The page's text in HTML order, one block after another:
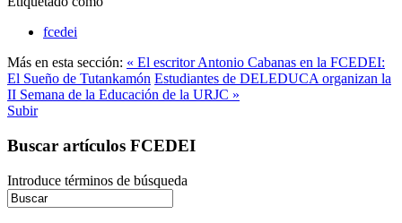
fcedei
Más en esta sección: « El escritor Antonio Cabanas en la FCEDEI:
El Sueño de Tutankamón Estudiantes de DELEDUCA organizan la
II Semana de la Educación de la URJC »
Subir
Buscar artículos FCEDEI
Introduce términos de búsqueda